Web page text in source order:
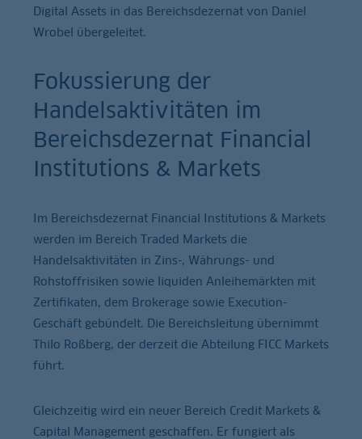
Digital Assets in das Bereichsdezernat von Daniel
Wrobel übergeleitet.
Fokussierung der
Handelsaktivitäten im
Bereichsdezernat Financial
Institutions & Markets
Im Bereichsdezernat Financial Institutions & Markets
werden im Bereich Traded Markets die
Handelsaktivitäten in Zins-, Währungs- und
Rohstoffrisiken sowie liquiden Anleihemärkten mit
Zertifikaten, dem Brokerage sowie Execution-
Geschäft gebündelt. Die Bereichsleitung übernimmt
Thilo Roßberg, der derzeit die Abteilung FICC Markets
führt.
Gleichzeitig wird ein neuer Bereich Credit Markets &
Capital Management geschaffen. Er fungiert als